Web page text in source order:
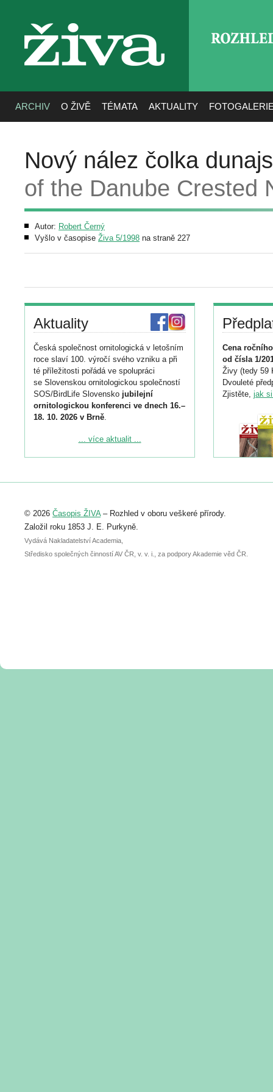
živa
ARCHIV O ŽIVĚ TÉMATA AKTUALITY
Nový nález čolka
of the Danube Crested
Autor: Robert Černý
Vyšlo v časopise Živa 5/1998 na straně 227
Aktuality
Česká společnost ornitologická v letošním
roce slaví 100. výročí svého vzniku a při
té příležitosti pořádá ve spolupráci
se Slovenskou ornitologickou společností
SOS/BirdLife Slovensko jubilejní
ornitologickou konferenci ve dnech 16.–
18. 10. 2026 v Brně.
Podrobnější informace ke konferenci
Registrovat se můžete do 6. září.
abstraktu přihlášené přednášky nebo
posteru je už 30. června.
... více aktualit ...
Cena
od čísla 1/
Živy (tedy 59
Dvouleté
Zjistěte, jak
© 2026 Časopis ŽIVA– Rozhled v oboru veškeré přírody.
Založil roku 1853 J. E. Purkyně.
Vydává Nakladatelství Academia,
Středisko společných činností AV ČR, v. v. i., za podpory Akademie věd ČR.